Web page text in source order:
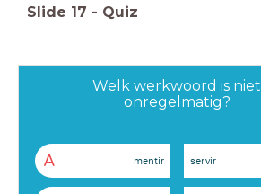
Slide 17 - Quiz
Welk werkwoord is niet
onregelmatig?
A mentir servir